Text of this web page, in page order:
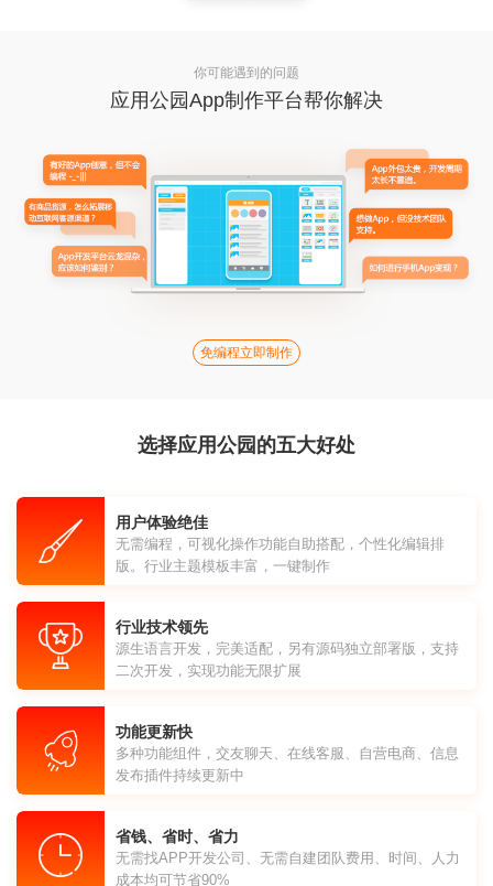
你可能遇到的问题
应用公园App制作平台帮你解决
免编程立即制作
选择应用公园的五大好处
用户体验绝佳
无需编程，可视化操作功能自助搭配，个性化编辑排
版。行业主题模板丰富，一键制作
行业技术领先
源生语言开发，完美适配，另有源码独立部署版，支持
二次开发，实现功能无限扩展
功能更新快
多种功能组件，交友聊天、在线客服、自营电商、信息
发布插件持续更新中
省钱、省时、省力
无需找APP开发公司、无需自建团队费用、时间、人力
成本均可节省90%